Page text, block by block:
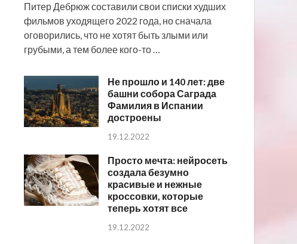
Питер Дебрюж составили свои списки худших
фильмов уходящего 2022 года, но сначала
оговорились, что не хотят быть злыми или
грубыми, а тем более кого-то …
Не прошло и 140 лет: две
башни собора Саграда
Фамилия в Испании
достроены
19.12.2022
Просто мечта: нейросеть
создала безумно
красивые и нежные
кроссовки, которые
теперь хотят все
19.12.2022